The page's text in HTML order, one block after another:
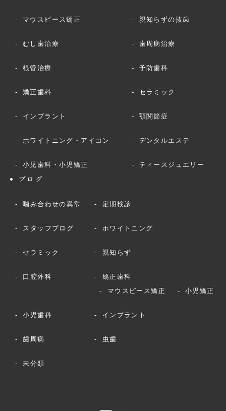
マウスピース矯正 親知らずの抜歯
むし歯治療 歯周病治療
根管治療 予防歯科
矯正歯科 セラミック
インプラント 顎関節症
ホワイトニング・アイコン デンタルエステ
小児歯科・小児矯正 ティースジュエリー
ブログ
噛み合わせの異常 定期検診
スタッフブログ ホワイトニング
セラミック 親知らず
口腔外科
矯正歯科
マウスピース矯正
小児矯正
小児歯科 インプラント
歯周病 虫歯
未分類